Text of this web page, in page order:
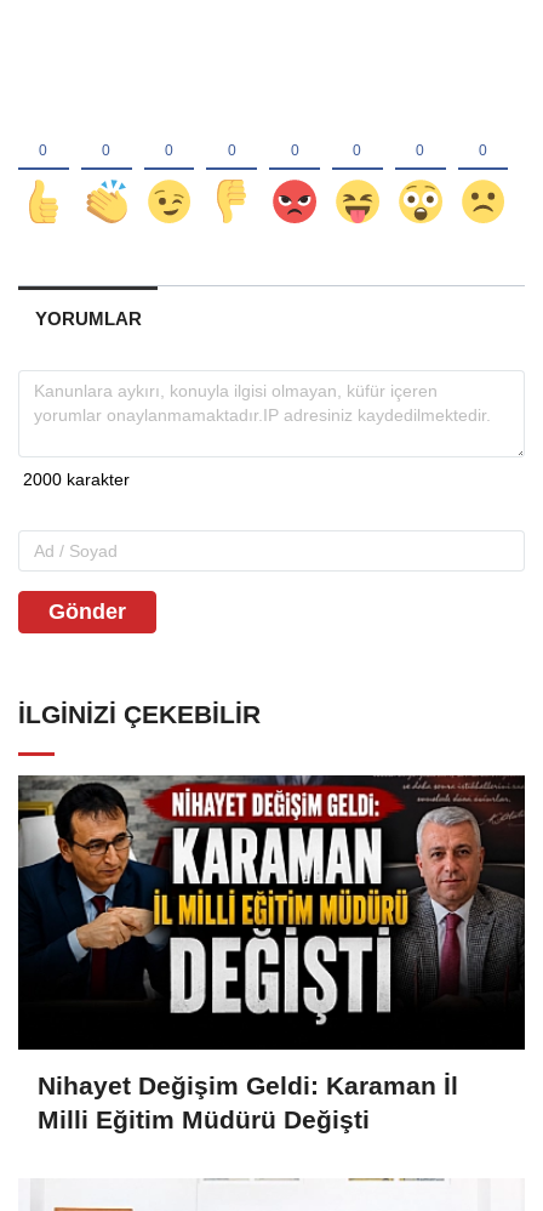
YORUMLAR
Gönder
İLGINIZI ÇEKEBILIR
Nihayet Değişim Geldi: Karaman İl
Milli Eğitim Müdürü Değişti